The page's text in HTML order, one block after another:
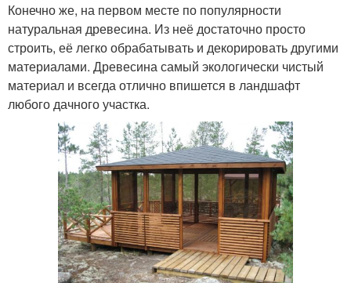
Конечно же, на первом месте по популярности
натуральная древесина. Из неё достаточно просто
строить, её легко обрабатывать и декорировать другими
материалами. Древесина самый экологически чистый
материал и всегда отлично впишется в ландшафт
любого дачного участка.